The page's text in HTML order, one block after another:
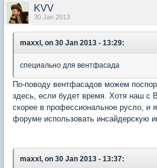
KVV
30 Jan 2013
maxxl, on 30 Jan 2013 - 13:29:
специально для вентфасада
По-поводу вентфасадов можем
здесь, если будет время. Хотя наш с
скорее в профессиональное русло, и
форуме использовать инсайдерскую
maxxl, on 30 Jan 2013 - 13:37: